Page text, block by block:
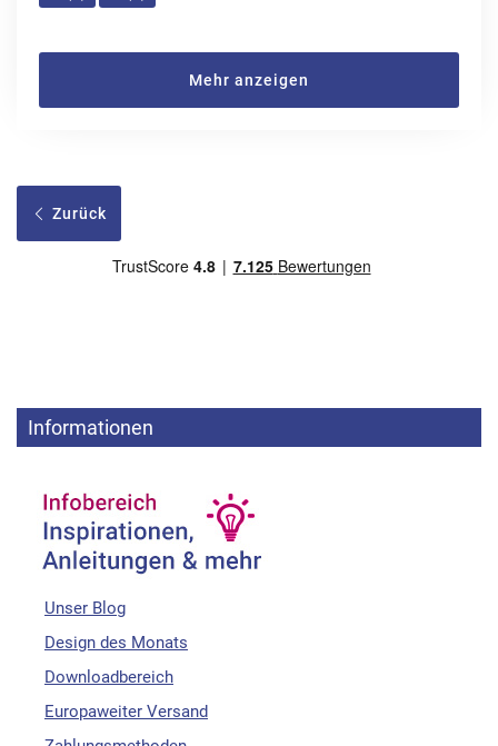
Mehr anzeigen
Zurück
Informationen
Unser Blog
Design des Monats
Downloadbereich
Europaweiter Versand